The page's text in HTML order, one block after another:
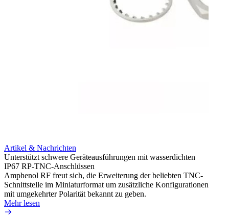
Artikel & Nachrichten
Unterstützt schwere Geräteausführungen mit wasserdichten
IP67 RP-TNC-Anschlüssen
Amphenol RF freut sich, die Erweiterung der beliebten TNC-
Schnittstelle im Miniaturformat um zusätzliche Konfigurationen
mit umgekehrter Polarität bekannt zu geben.
Mehr lesen